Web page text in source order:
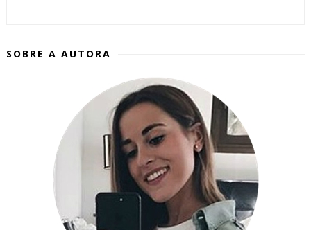
SOBRE A AUTORA